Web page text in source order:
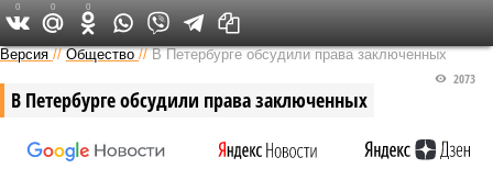
Версия на Неве
Версия //Общество //В Петербурге обсудили права заключенных
В Петербурге обсудили права заключенных
2073
0 0 0